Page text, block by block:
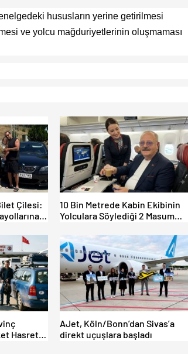
hususların yerine getirilmesi
ve yolcu mağduriyetlerinin oluşmaması
Çilesi:
10 Bin Metrede Kabin Ekibinin
Yolculara Söylediği 2 Masum
Hasreti
AJet, Köln/Bonn’dan Sivas’a
direkt uçuşlara başladı